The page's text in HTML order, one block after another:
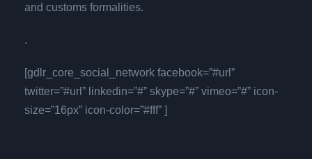
and customs formalities.
.
[gdlr_core_social_network facebook=”#url”
twitter=”#url” linkedin=”#” skype=”#” vimeo=”#” icon-
size=”16px” icon-color=”#fff” ]